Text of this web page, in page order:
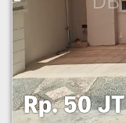
Rp. 50 JT